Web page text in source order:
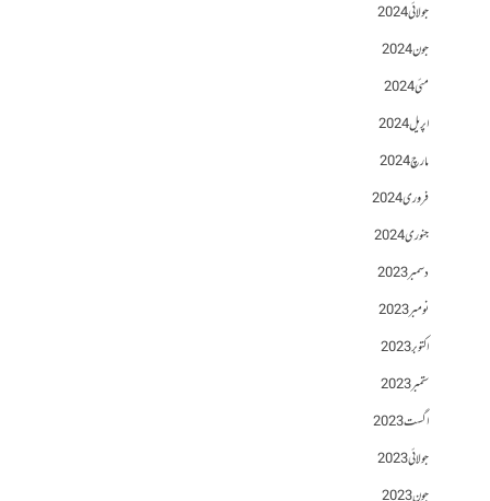
جولائی 2024
جون 2024
مئی 2024
اپریل 2024
مارچ 2024
فروری 2024
جنوری 2024
دسمبر 2023
نومبر 2023
اکتوبر 2023
ستمبر 2023
اگست 2023
جولائی 2023